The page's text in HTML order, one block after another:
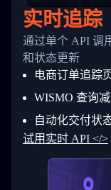
24
25
27
28
29
30
31
33
34
      }
  }
}
实时追踪
通过单个 API 调
和状态更新
电商订单追踪
WISMO 查询
自动化交付状
试用实时 API </>